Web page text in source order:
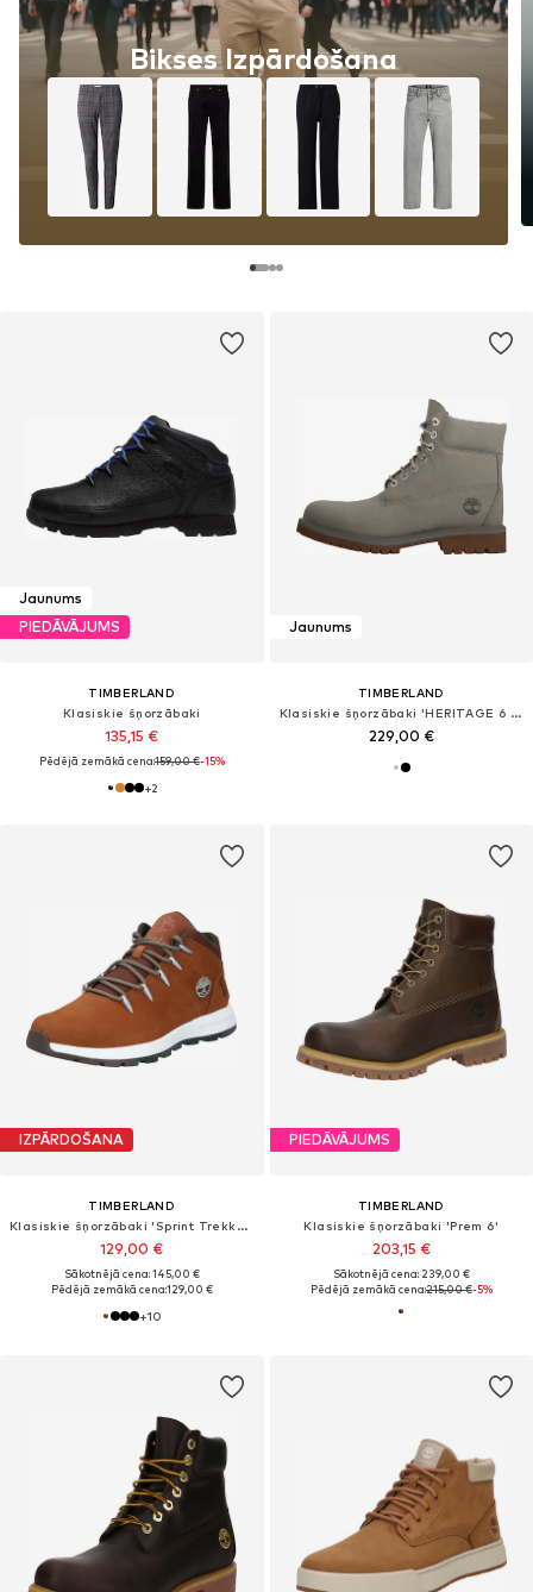
Bikses Izpārdošana
Jaunums
PIEDĀVĀJUMS
TIMBERLAND
Klasiskie šņorzābaki
135,15 €
Pēdējā zemākā cena:159,00 €-15%
+2
Jaunums
TIMBERLAND
Klasiskie šņorzābaki 'HERITAGE 6 INCH'
229,00 €
IZPĀRDOŠANA
TIMBERLAND
Klasiskie šņorzābaki 'Sprint Trekker'
129,00 €
Sākotnējā cena: 145,00 €
Pēdējā zemākā cena:129,00 €
+10
PIEDĀVĀJUMS
TIMBERLAND
Klasiskie šņorzābaki 'Prem 6'
203,15 €
Sākotnējā cena: 239,00 €
Pēdējā zemākā cena:215,00 €-5%